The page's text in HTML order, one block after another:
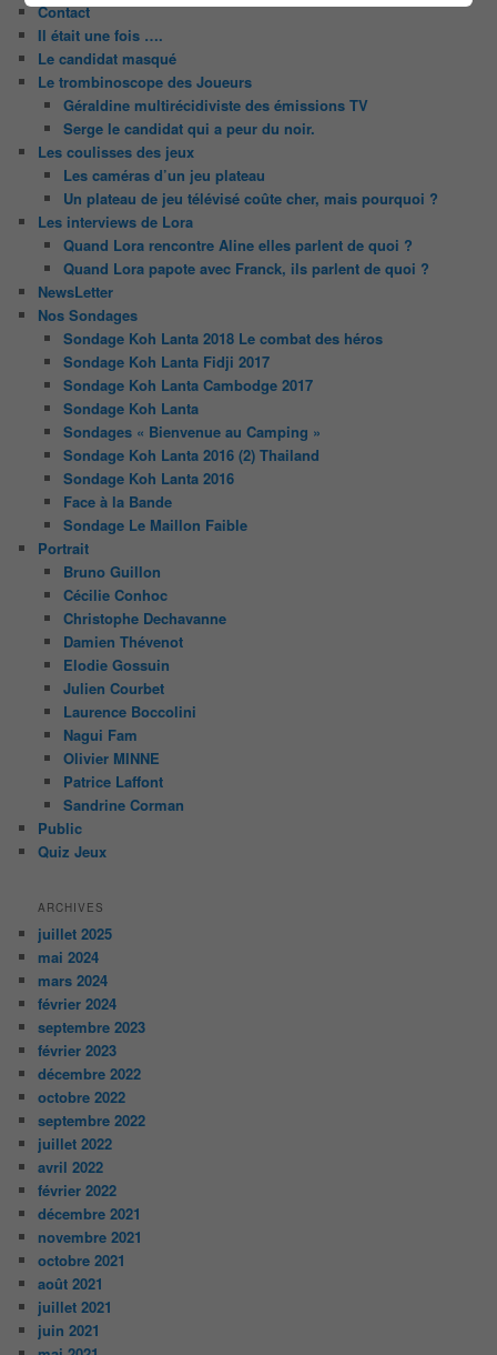
Contact
Il était une fois ….
Le candidat masqué
Le trombinoscope des Joueurs
Géraldine multirécidiviste des émissions TV
Serge le candidat qui a peur du noir.
Les coulisses des jeux
Les caméras d’un jeu plateau
Un plateau de jeu télévisé coûte cher, mais pourquoi ?
Les interviews de Lora
Quand Lora rencontre Aline elles parlent de quoi ?
Quand Lora papote avec Franck, ils parlent de quoi ?
NewsLetter
Nos Sondages
Sondage Koh Lanta 2018 Le combat des héros
Sondage Koh Lanta Fidji 2017
Sondage Koh Lanta Cambodge 2017
Sondage Koh Lanta
Sondages « Bienvenue au Camping »
Sondage Koh Lanta 2016 (2) Thailand
Sondage Koh Lanta 2016
Face à la Bande
Sondage Le Maillon Faible
Portrait
Bruno Guillon
Cécilie Conhoc
Christophe Dechavanne
Damien Thévenot
Elodie Gossuin
Julien Courbet
Laurence Boccolini
Nagui Fam
Olivier MINNE
Patrice Laffont
Sandrine Corman
Public
Quiz Jeux
ARCHIVES
juillet 2025
mai 2024
mars 2024
février 2024
septembre 2023
février 2023
décembre 2022
octobre 2022
septembre 2022
juillet 2022
avril 2022
février 2022
décembre 2021
novembre 2021
octobre 2021
août 2021
juillet 2021
juin 2021